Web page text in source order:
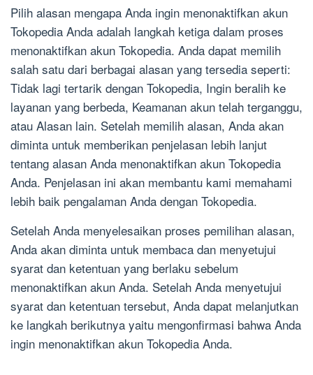
Pilih alasan mengapa Anda ingin menonaktifkan akun
Tokopedia Anda adalah langkah ketiga dalam proses
menonaktifkan akun Tokopedia. Anda dapat memilih
salah satu dari berbagai alasan yang tersedia seperti:
Tidak lagi tertarik dengan Tokopedia, Ingin beralih ke
layanan yang berbeda, Keamanan akun telah terganggu,
atau Alasan lain. Setelah memilih alasan, Anda akan
diminta untuk memberikan penjelasan lebih lanjut
tentang alasan Anda menonaktifkan akun Tokopedia
Anda. Penjelasan ini akan membantu kami memahami
lebih baik pengalaman Anda dengan Tokopedia.
Setelah Anda menyelesaikan proses pemilihan alasan,
Anda akan diminta untuk membaca dan menyetujui
syarat dan ketentuan yang berlaku sebelum
menonaktifkan akun Anda. Setelah Anda menyetujui
syarat dan ketentuan tersebut, Anda dapat melanjutkan
ke langkah berikutnya yaitu mengonfirmasi bahwa Anda
ingin menonaktifkan akun Tokopedia Anda.